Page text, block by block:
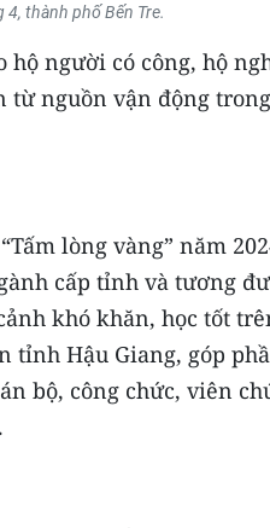
thành phố Bến Tre.
hộ người có công, hộ
từ nguồn vận động
lòng vàng” năm
cấp tỉnh và tương
khó khăn, học tốt
tỉnh Hậu Giang, góp
bộ, công chức, viên